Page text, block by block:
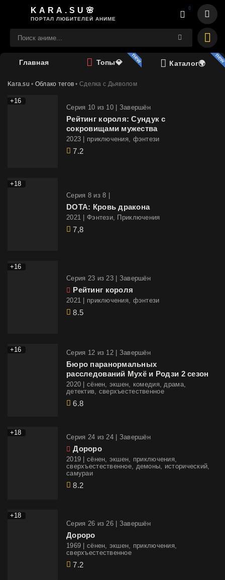
KARA.SU🌸
ПОРТАЛ ЛЮБИТЕЛЕЙ АНИМЕ
Главная Топы💎 Каталог🌍
Kara.su • Облако тегов • Сделка с Дьяволом
+16
Cерия 10 из 10 | Завершён
Рейтинг короля: Сундук с
сокровищами мужества
2023 | приключения, фэнтези
7.2
+18
Cерия 8 из 8 |
DOTA: Кровь дракона
2021 | Фэнтези, Приключения
7,8
+16
Cерия 23 из 23 | Завершён
Рейтинг короля
2021 | приключения, фэнтези
8.5
+16 Cерия 12 из 12 | Завершён
Бюро паранормальных
расследований Мухё и Родзи 2 сезон
2020 | сёнен, экшен, комедия, драма,
детектив, сверхъестественное
6.8
+18
Cерия 24 из 24 | Завершён
Дороро
2019 | сёнен, экшен, приключения,
сверхъестественное, демоны, исторический,
самураи
8.2
+18
Cерия 26 из 26 | Завершён
Дороро
1969 | сёнен, экшен, приключения,
сверхъестественное
7.2